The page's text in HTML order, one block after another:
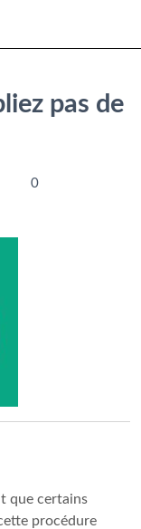
pas de
0
que certains
procédure